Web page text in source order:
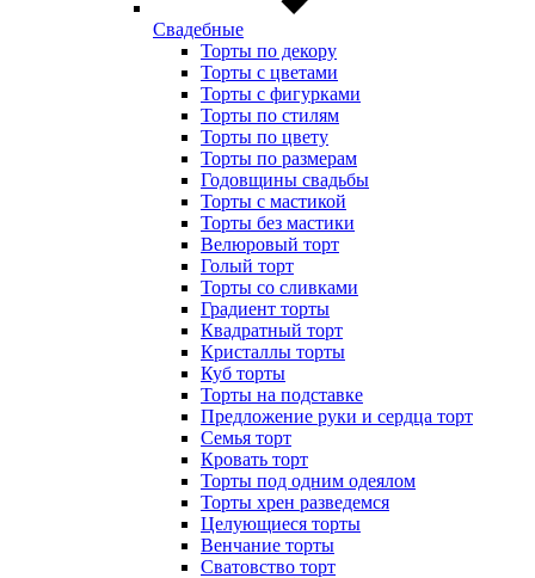
Свадебные
Торты по декору
Торты с цветами
Торты с фигурками
Торты по стилям
Торты по цвету
Торты по размерам
Годовщины свадьбы
Торты с мастикой
Торты без мастики
Велюровый торт
Голый торт
Торты со сливками
Градиент торты
Квадратный торт
Кристаллы торты
Куб торты
Торты на подставке
Предложение руки и сердца торт
Семья торт
Кровать торт
Торты под одним одеялом
Торты хрен разведемся
Целующиеся торты
Венчание торты
Сватовство торт